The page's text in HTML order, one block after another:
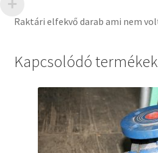
Raktári elfekvő darab ami nem
Kapcsolódó termékek